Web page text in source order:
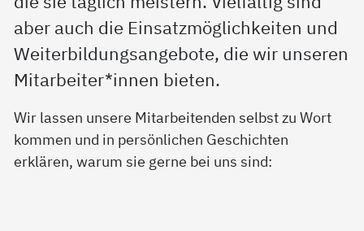
aber auch die Einsatzmöglichkeiten und
Weiterbildungsangebote, die wir unseren
Mitarbeiter*innen bieten.
Wir lassen unsere Mitarbeitenden selbst zu Wort
kommen und in persönlichen Geschichten
erklären, warum sie gerne bei uns sind: